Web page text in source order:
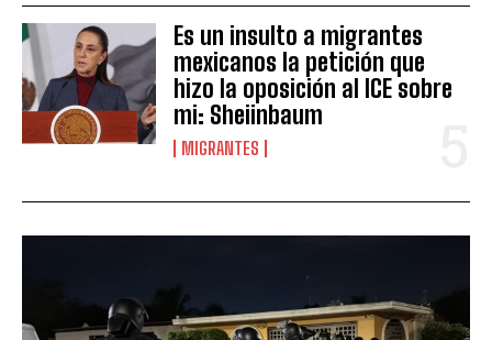
Es un insulto a migrantes
mexicanos la petición que
hizo la oposición al ICE sobre
mi: Sheiinbaum
MIGRANTES